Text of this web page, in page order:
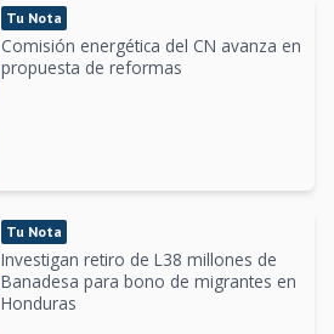
Tu Nota
Comisión energética del CN avanza en
propuesta de reformas
Tu Nota
Investigan retiro de L38 millones de
Banadesa para bono de migrantes en
Honduras